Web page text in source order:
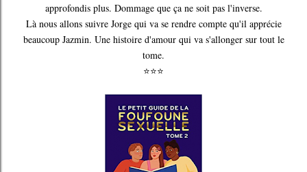
approfondis plus. Dommage que ça ne soit pas l'inverse.
Là nous allons suivre Jorge qui va se rendre compte qu'il apprécie
beaucoup Jazmin. Une histoire d'amour qui va s'allonger sur tout le
tome.
⭐⭐⭐